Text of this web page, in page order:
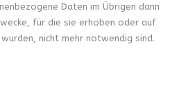
Daten im Übrigen dann
für die sie erhoben oder auf
nicht mehr notwendig sind.